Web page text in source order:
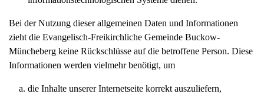
Bei der Nutzung dieser allgemeinen Daten und Informationen
zieht die Evangelisch-Freikirchliche Gemeinde Buckow-
Müncheberg keine Rückschlüsse auf die betroffene Person. Diese
Informationen werden vielmehr benötigt, um
die Inhalte unserer Internetseite korrekt auszuliefern,